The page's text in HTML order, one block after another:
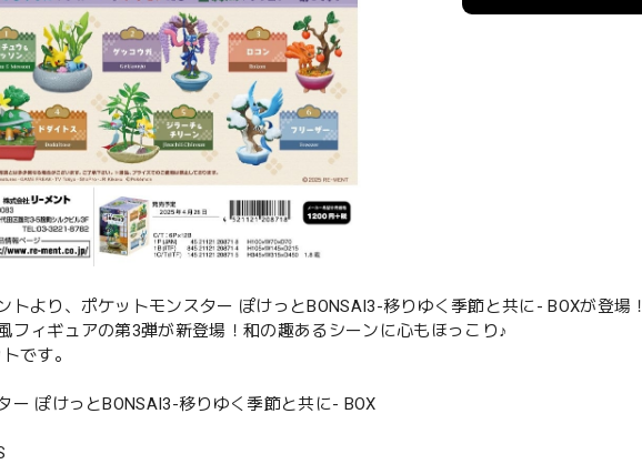
トより、ポケットモンスター ぽけっとBONSAI3-移りゆく季節と共に- BOXが登場！
フィギュアの第3弾が新登場！和の趣あるシーンに心もほっこり♪
です。
ー ぽけっとBONSAI3-移りゆく季節と共に- BOX